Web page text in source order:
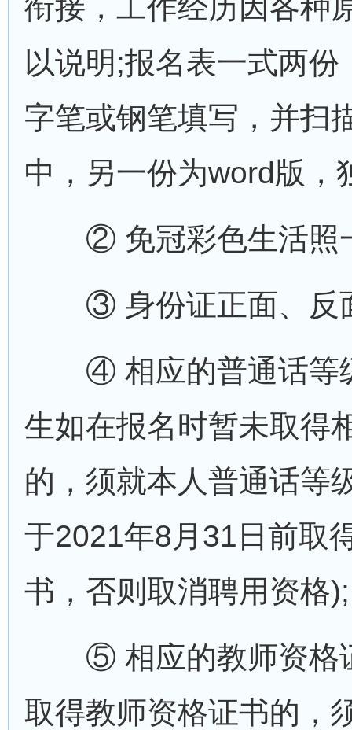
衔接，工作经历因各种
以说明;报名表一式两
字笔或钢笔填写，并扫
中，另一份为word版，
② 免冠彩色生活照
③ 身份证正面、反
④ 相应的普通话等
生如在报名时暂未取得
的，须就本人普通话等
于2021年8月31日前取
书，否则取消聘用资格);
⑤ 相应的教师资格
取得教师资格证书的，